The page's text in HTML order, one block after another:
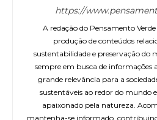
https://
A redação do Pensamento
produção de conteúdos
sustentabilidade e preservação do
sempre em busca de informações
grande relevância para a
sustentáveis ao redor do mundo
apaixonado pela natureza.
mantenha-se informado,